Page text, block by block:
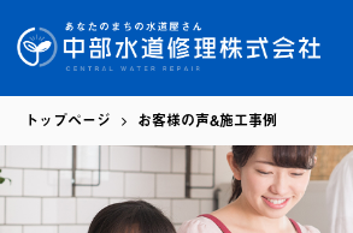
トップページ お客様の声&施工事例